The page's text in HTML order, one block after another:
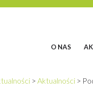
O NAS
> Aktualności >